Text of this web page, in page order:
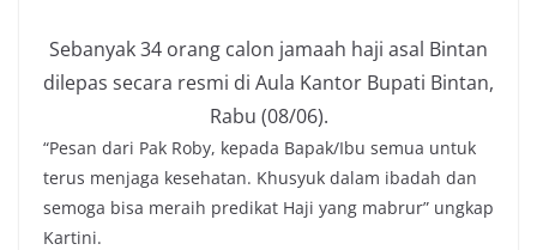
Sebanyak 34 orang calon jamaah haji asal Bintan
dilepas secara resmi di Aula Kantor Bupati Bintan,
Rabu (08/06).
“Pesan dari Pak Roby, kepada Bapak/Ibu semua untuk
terus menjaga kesehatan. Khusyuk dalam ibadah dan
semoga bisa meraih predikat Haji yang mabrur” ungkap
Kartini.